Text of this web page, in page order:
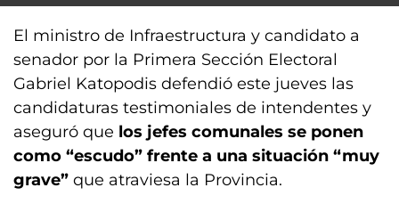
El ministro de Infraestructura y candidato a
senador por la Primera Sección Electoral
Gabriel Katopodis defendió este jueves las
candidaturas testimoniales de intendentes y
aseguró que los jefes comunales se ponen
como “escudo” frente a una situación “muy
grave” que atraviesa la Provincia.